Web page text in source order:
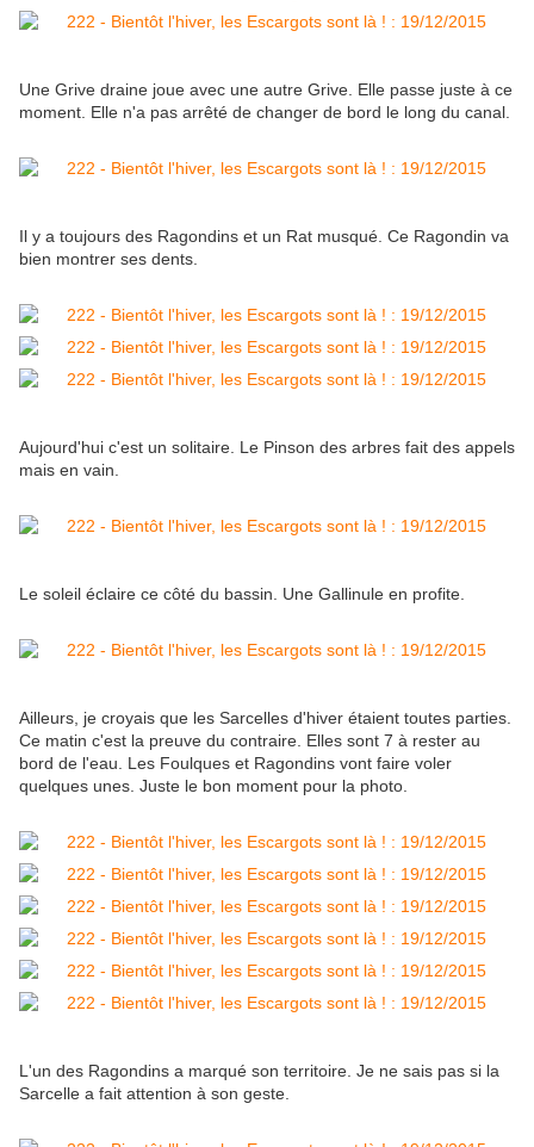
Une Grive draine joue avec une autre Grive. Elle passe juste à ce
moment. Elle n'a pas arrêté de changer de bord le long du canal.
Il y a toujours des Ragondins et un Rat musqué. Ce Ragondin va
bien montrer ses dents.
Aujourd'hui c'est un solitaire. Le Pinson des arbres fait des appels
mais en vain.
Le soleil éclaire ce côté du bassin. Une Gallinule en profite.
Ailleurs, je croyais que les Sarcelles d'hiver étaient toutes parties.
Ce matin c'est la preuve du contraire. Elles sont 7 à rester au
bord de l'eau. Les Foulques et Ragondins vont faire voler
quelques unes. Juste le bon moment pour la photo.
L'un des Ragondins a marqué son territoire. Je ne sais pas si la
Sarcelle a fait attention à son geste.